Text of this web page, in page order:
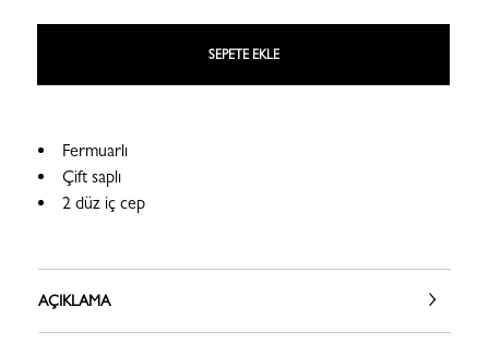
SEPETE EKLE
Fermuarlı
Çift saplı
2 düz iç cep
AÇIKLAMA